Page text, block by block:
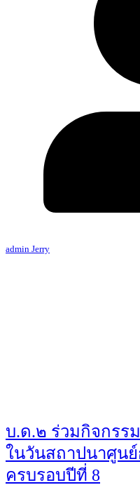
admin Jerry
บ.ด.๒ ร่วมกิจกรร
ในวันสถาปนาศูน
ครบรอบปีที่ 8